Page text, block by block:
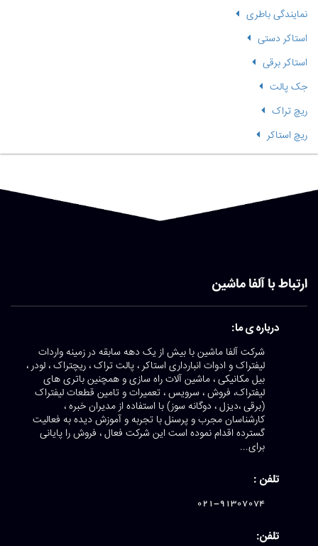
نمایندگی باطری
استاکر دستی
استاکر برقی
جک پالت
ریچ تراک
ریچ استاکر
ارتباط با آلفا ماشین
درباره ی ما:
شرکت آلفا ماشین با بیش از یک دهه سابقه در زمینه واردات
لیفتراک و ادوات انبارداری استاکر ، پالت تراک ، ریچتراک ، لودر ،
بیل مکانیکی ، ماشین آلات راه سازی و همچنین باتری های
لیفتراک، فروش ، سرویس ، تعمیرات و تامین قطعات لیفتراک
(برقی ،دیزل ، دوگانه سوز) با استفاده از مدیران خبره ،
کارشناسان مجرب و پرسنل با تجربه و آموزش دیده به فعالیت
گسترده اقدام نموده است این شرکت فعال ، فروش را پایانی
برای...
تلفن :
021-91307074
تلفن: